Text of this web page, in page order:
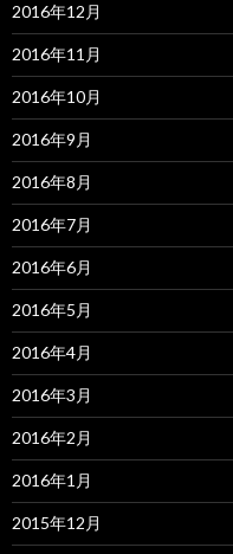
2016年12月
2016年11月
2016年10月
2016年9月
2016年8月
2016年7月
2016年6月
2016年5月
2016年4月
2016年3月
2016年2月
2016年1月
2015年12月